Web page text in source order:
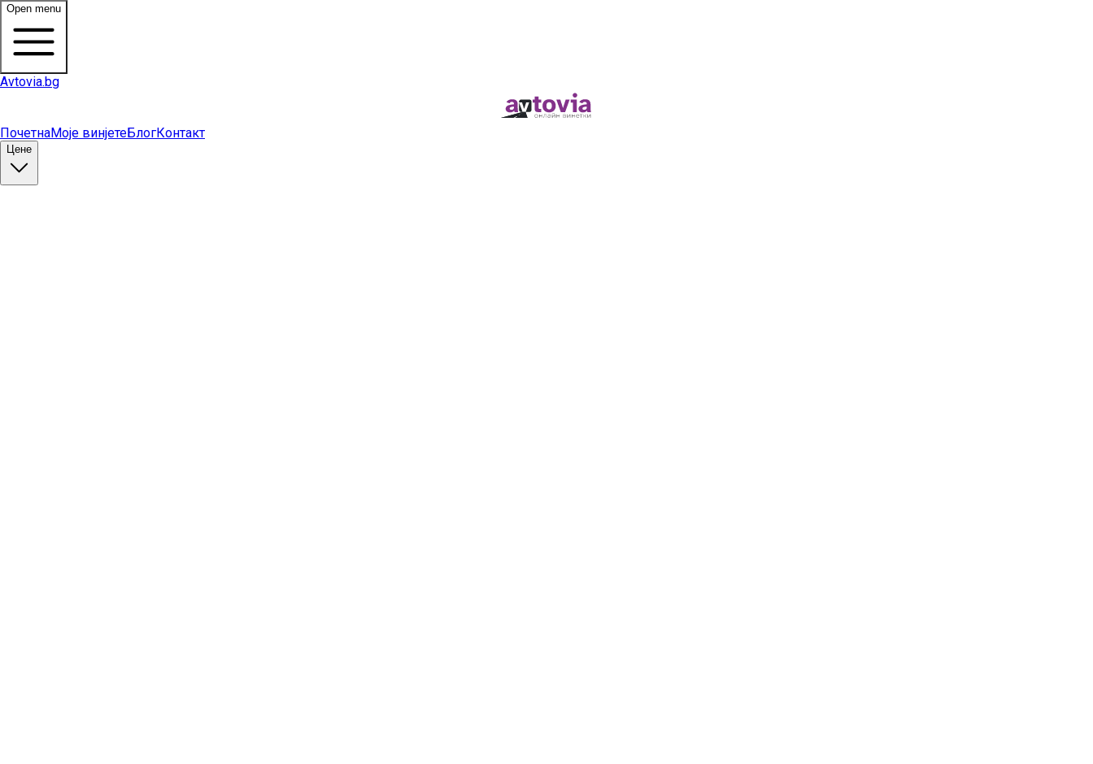
Open menu
Avtovia.bg
ПочетнаМоје винјетеБлогКонтакт
Цене